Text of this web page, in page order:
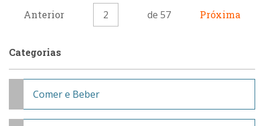
Anterior 2 de 57 Próxima
Categorias
Comer e Beber